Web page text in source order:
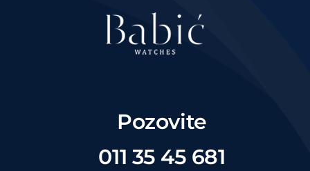
Pozovite
011 35 45 681